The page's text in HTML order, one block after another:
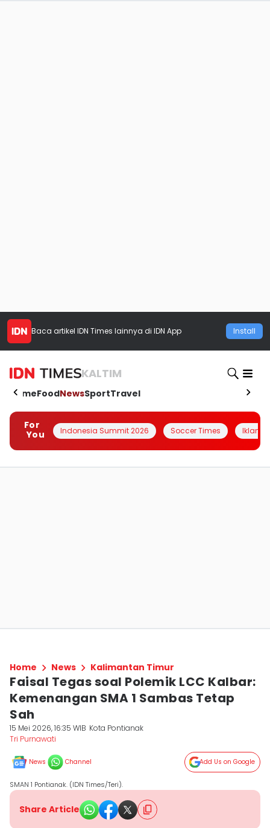
Baca artikel IDN Times lainnya di IDN App Install
KALTIM
HomeFoodNewsSportTravel
For
You
Indonesia Summit 2026 Soccer Times Iklanin
Home News Kalimantan Timur
Faisal Tegas soal Polemik LCC Kalbar:
Kemenangan SMA 1 Sambas Tetap
Sah
15 Mei 2026, 16:35 WIB Kota Pontianak
Tri Purnawati
News Channel Add Us on Google
SMAN 1 Pontianak. (IDN Times/Teri).
Share Article